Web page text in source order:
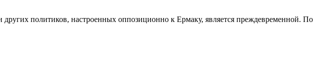
политиков, настроенных оппозиционно к Ермаку, является преждевременной. По